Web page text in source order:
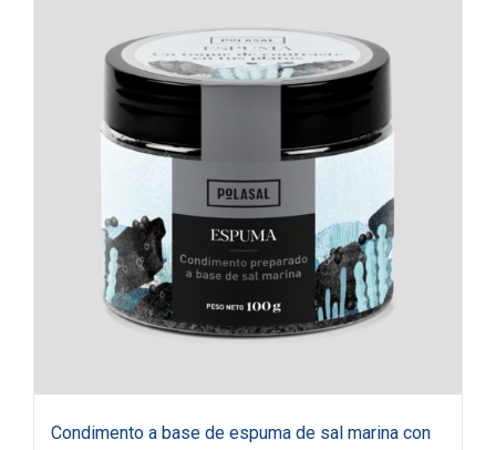
Condimento a base de espuma de sal marina con